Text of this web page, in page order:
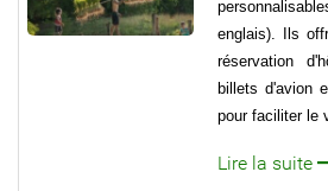
englais). Ils
réservation
billets d'avion
pour faciliter le
Lire la suite